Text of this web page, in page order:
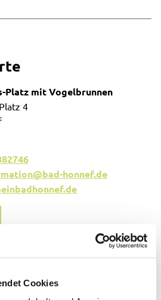
Cookies
Platz mit Vogelbrunnen
4
honnef.de